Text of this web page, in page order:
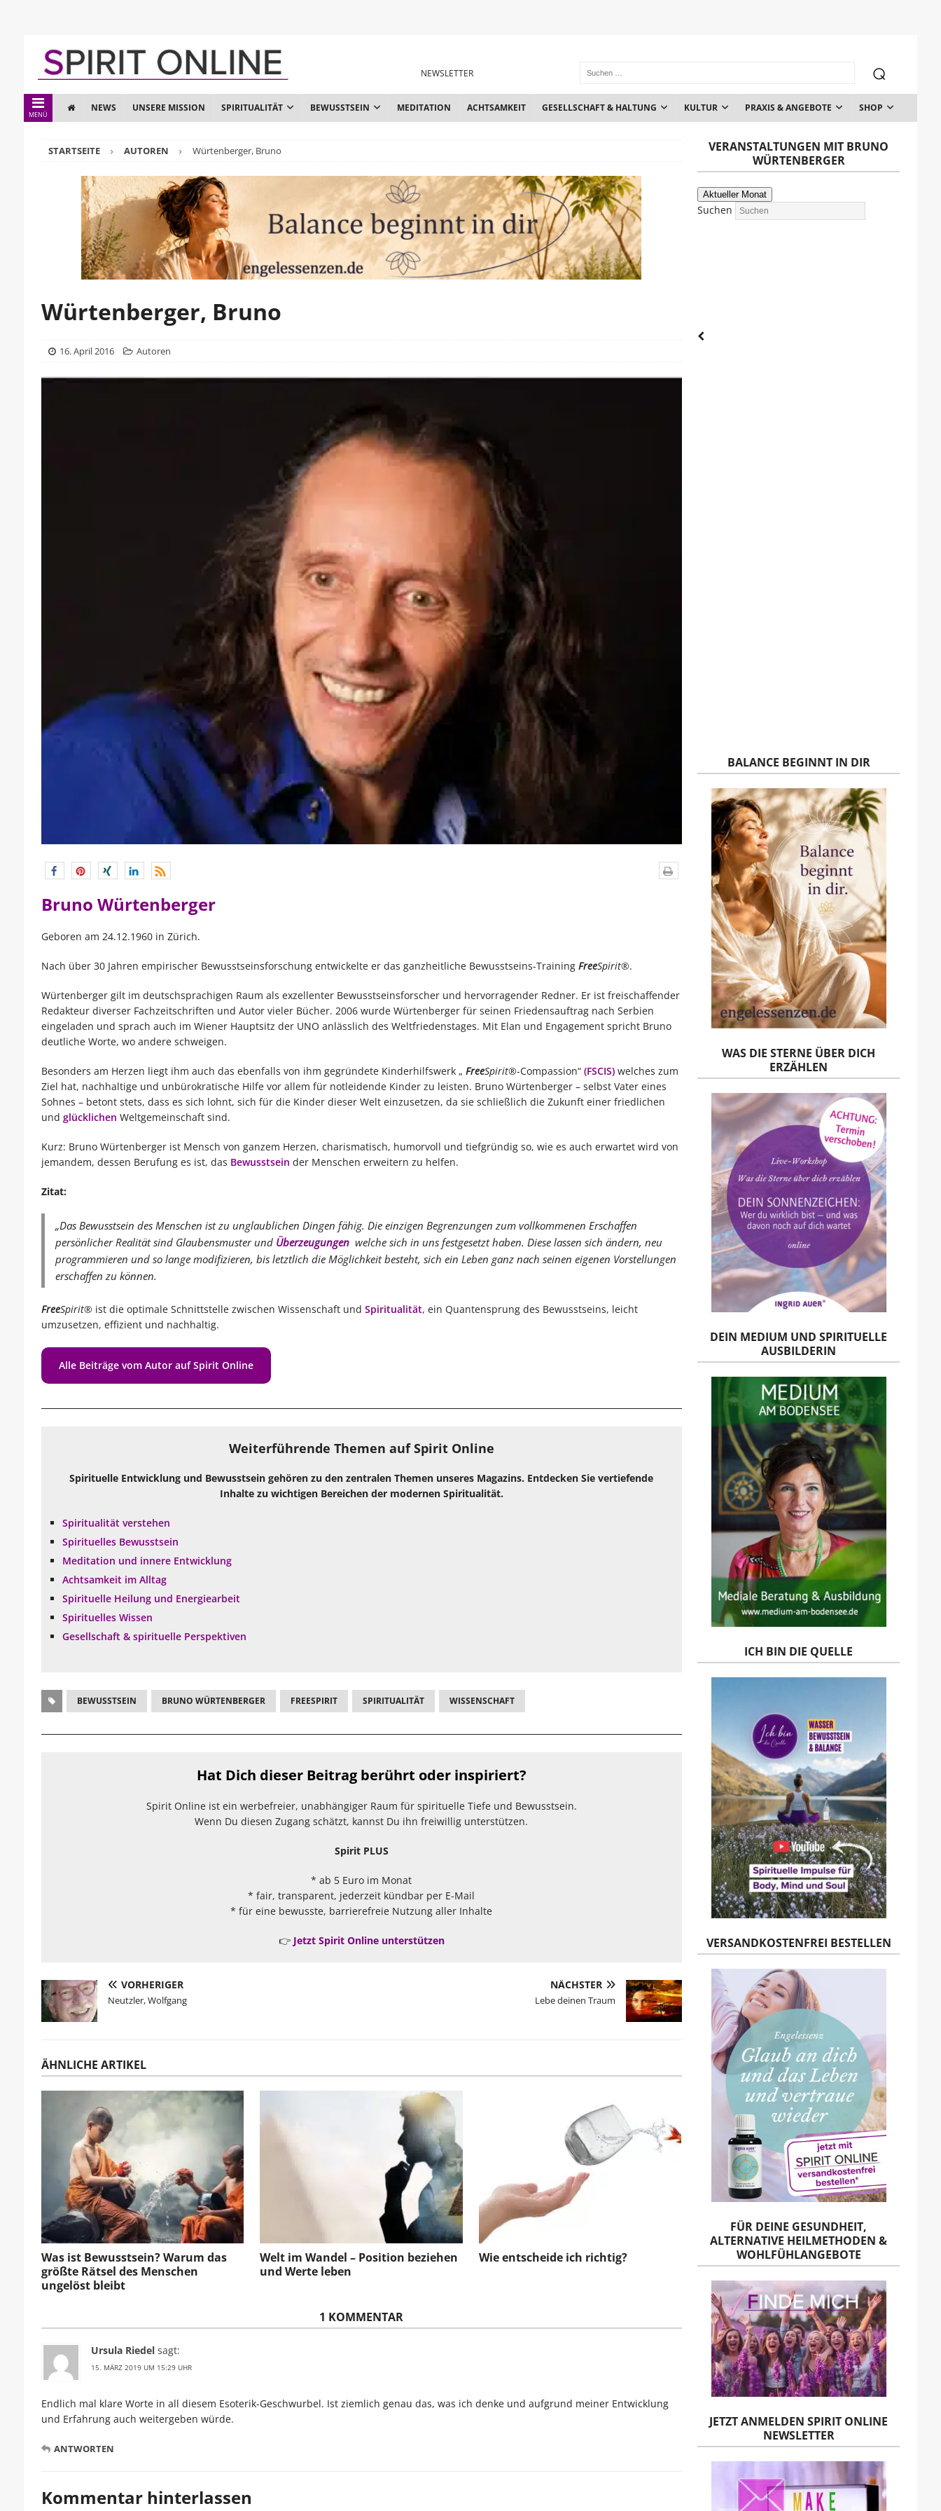
NEWSLETTER
MENÜ
NEWS UNSERE MISSION SPIRITUALITÄT BEWUSSTSEIN MEDITATION ACHTSAMKEIT GESELLSCHAFT & HALTUNG KULTUR PRAXIS & ANGEBOTE SHOP
STARTSEITE AUTOREN Würtenberger, Bruno
Würtenberger, Bruno
16. April 2016 Autoren
Bruno Würtenberger
Geboren am 24.12.1960 in Zürich.
Nach über 30 Jahren empirischer Bewusstseinsforschung entwickelte er das ganzheitliche Bewusstseins-Training FreeSpirit®.
Würtenberger gilt im deutschsprachigen Raum als exzellenter Bewusstseinsforscher und hervorragender Redner. Er ist freischaffender
Redakteur diverser Fachzeitschriften und Autor vieler Bücher. 2006 wurde Würtenberger für seinen Friedensauftrag nach Serbien
eingeladen und sprach auch im Wiener Hauptsitz der UNO anlässlich des Weltfriedenstages. Mit Elan und Engagement spricht Bruno
deutliche Worte, wo andere schweigen.
Besonders am Herzen liegt ihm auch das ebenfalls von ihm gegründete Kinderhilfswerk „ FreeSpirit®-Compassion“ (FSCIS)welches zum
Ziel hat, nachhaltige und unbürokratische Hilfe vor allem für notleidende Kinder zu leisten. Bruno Würtenberger – selbst Vater eines
Sohnes – betont stets, dass es sich lohnt, sich für die Kinder dieser Welt einzusetzen, da sie schließlich die Zukunft einer friedlichen
und glücklichen Weltgemeinschaft sind.
Kurz: Bruno Würtenberger ist Mensch von ganzem Herzen, charismatisch, humorvoll und tiefgründig so, wie es auch erwartet wird von
jemandem, dessen Berufung es ist, das Bewusstsein der Menschen erweitern zu helfen.
Zitat:
„Das Bewusstsein des Menschen ist zu unglaublichen Dingen fähig. Die einzigen Begrenzungen zum vollkommenen Erschaffen
persönlicher Realität sind Glaubensmuster und Überzeugungenwelche sich in uns festgesetzt haben. Diese lassen sich ändern, neu
programmieren und so lange modifizieren, bis letztlich die Möglichkeit besteht, sich ein Leben ganz nach seinen eigenen Vorstellungen
erschaffen zu können.
FreeSpirit® ist die optimale Schnittstelle zwischen Wissenschaft und Spiritualität, ein Quantensprung des Bewusstseins, leicht
umzusetzen, effizient und nachhaltig.
Alle Beiträge vom Autor auf Spirit Online
Weiterführende Themen auf Spirit Online
Spirituelle Entwicklung und Bewusstsein gehören zu den zentralen Themen unseres Magazins. Entdecken Sie vertiefende
Inhalte zu wichtigen Bereichen der modernen Spiritualität.
Spiritualität verstehen
Spirituelles Bewusstsein
Meditation und innere Entwicklung
Achtsamkeit im Alltag
Spirituelle Heilung und Energiearbeit
Spirituelles Wissen
Gesellschaft & spirituelle Perspektiven
BEWUSSTSEIN BRUNO WÜRTENBERGER FREESPIRIT SPIRITUALITÄT WISSENSCHAFT
Hat Dich dieser Beitrag berührt oder inspiriert?
Spirit Online ist ein werbefreier, unabhängiger Raum für spirituelle Tiefe und Bewusstsein.
Wenn Du diesen Zugang schätzt, kannst Du ihn freiwillig unterstützen.
Spirit PLUS
* ab 5 Euro im Monat
* fair, transparent, jederzeit kündbar per E-Mail
* für eine bewusste, barrierefreie Nutzung aller Inhalte
👉 Jetzt Spirit Online unterstützen
VORHERIGER
Neutzler, Wolfgang
NÄCHSTER
Lebe deinen Traum
ÄHNLICHE ARTIKEL
Was ist Bewusstsein? Warum das
größte Rätsel des Menschen
ungelöst bleibt
Welt im Wandel – Position beziehen
und Werte leben
Wie entscheide ich richtig?
1 KOMMENTAR
Ursula Riedel sagt:
15. MÄRZ 2019 UM 15:29 UHR
Endlich mal klare Worte in all diesem Esoterik-Geschwurbel. Ist ziemlich genau das, was ich denke und aufgrund meiner Entwicklung
und Erfahrung auch weitergeben würde.
ANTWORTEN
Kommentar hinterlassen
VERANSTALTUNGEN MIT BRUNO
WÜRTENBERGER
Aktueller Monat
Suchen
BALANCE BEGINNT IN DIR
WAS DIE STERNE ÜBER DICH
ERZÄHLEN
DEIN MEDIUM UND SPIRITUELLE
AUSBILDERIN
ICH BIN DIE QUELLE
VERSANDKOSTENFREI BESTELLEN
FÜR DEINE GESUNDHEIT,
ALTERNATIVE HEILMETHODEN &
WOHLFÜHLANGEBOTE
JETZT ANMELDEN SPIRIT ONLINE
NEWSLETTER